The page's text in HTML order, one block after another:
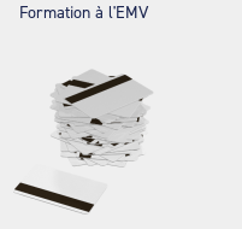
Formation à l'EMV